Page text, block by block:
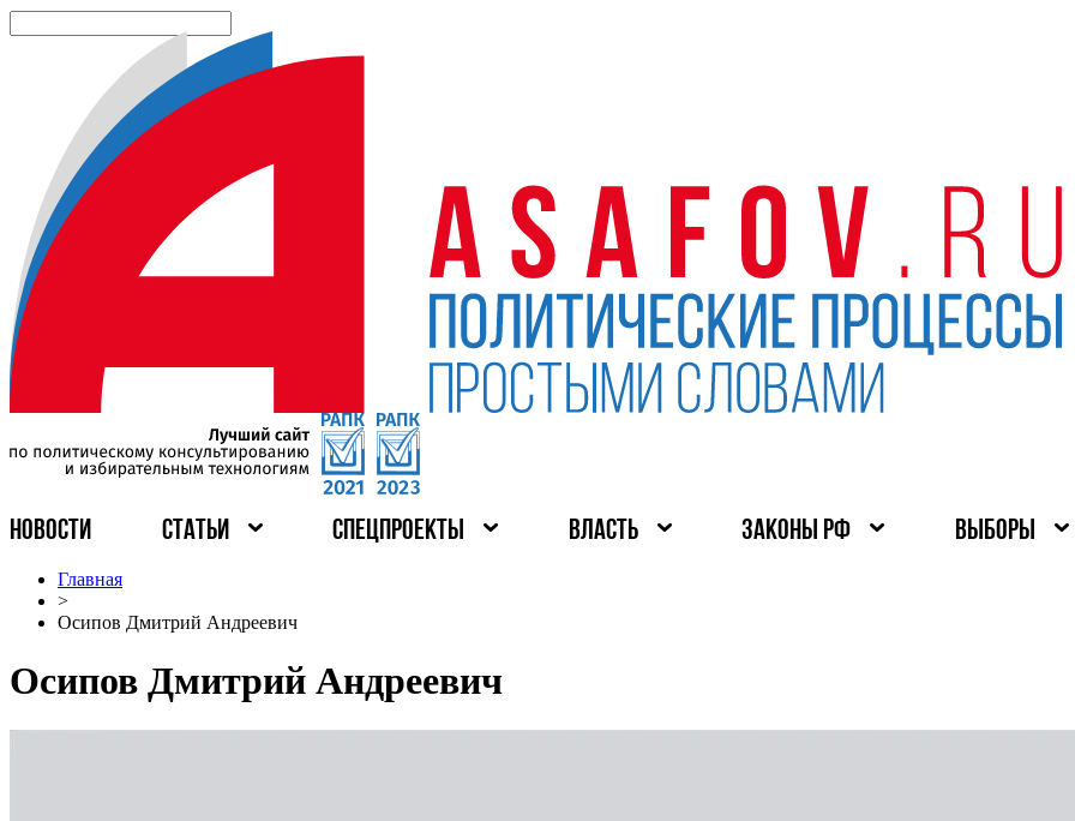
НОВОСТИ СТАТЬИ СПЕЦПРОЕКТЫ ВЛАСТЬ ЗАКОНЫ РФ ВЫБОРЫ
Главная
>
Осипов Дмитрий Андреевич
Осипов Дмитрий Андреевич